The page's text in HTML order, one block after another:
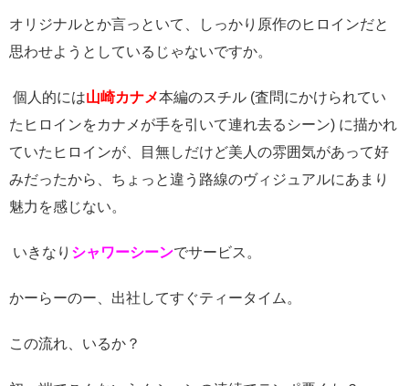
オリジナルとか言っといて、しっかり原作のヒロインだと
思わせようとしているじゃないですか。
個人的には山崎カナメ本編のスチル (査問にかけられてい
たヒロインをカナメが手を引いて連れ去るシーン) に描かれ
ていたヒロインが、目無しだけど美人の雰囲気があって好
みだったから、ちょっと違う路線のヴィジュアルにあまり
魅力を感じない。
いきなり シャワーシーンでサービス。
かーらーのー、出社してすぐティータイム。
この流れ、いるか？